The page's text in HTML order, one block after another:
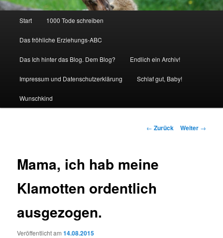
Start 1000 Tode schreiben
Das fröhliche Erziehungs-ABC
Das Ich hinter das Blog. Dem Blog? Endlich ein Archiv!
Impressum und Datenschutzerklärung Schlaf gut, Baby!
Wunschkind
Beitrags-
← Zurück Weiter →
Mama, ich hab meine
Klamotten ordentlich
ausgezogen.
Veröffentlicht am14.08.2015